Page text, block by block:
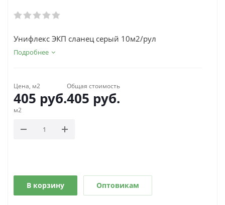
Унифлекс ЭКП сланец серый 10м2/рул
Подробнее
Цена, м2
405 руб.
Общая стоимость
405 руб.
м2
В корзину Оптовикам